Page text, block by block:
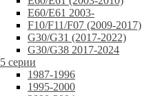
E60/E61 2003-
F10/F11/F07 (2009-2017)
G30/G31 (2017-2022)
G30/G38 2017-2024
5 серии
1987-1996
1995-2000